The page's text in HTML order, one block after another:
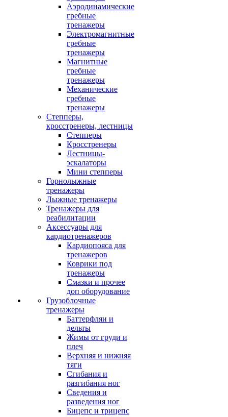
Аэродинамические
гребные
тренажеры
Электромагнитные
гребные
тренажеры
Магнитные
гребные
тренажеры
Механические
гребные
тренажеры
Степперы,
кросстренеры, лестницы
Степперы
Кросстренеры
Лестницы-
эскалаторы
Мини степперы
Горнолыжные
тренажеры
Лыжные тренажеры
Тренажеры для
реабилитации
Аксессуары для
кардиотренажеров
Кардиопояса для
тренажеров
Коврики под
тренажеры
Смазки и прочее
доп оборудование
Грузоблочные
тренажеры
Баттерфляи и
дельты
Жимы от груди и
плеч
Верхняя и нижняя
тяги
Сгибания и
разгибания ног
Сведения и
разведения ног
Бицепс и трицепс